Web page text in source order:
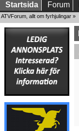
Startsida Forum
ATVForum, allt om fyrhjulingar »